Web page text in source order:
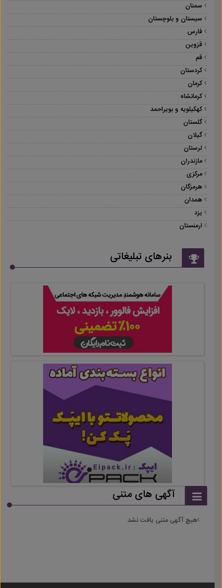
سمنان
سیستان و بلوچستان
فارس
قزوین
قم
کردستان
کرمان
کرمانشاه
کهکیلویه و بویراحمد
گلستان
گیلان
لرستان
مازندران
مرکزی
هرمزگان
همدان
یزد
ارمنستان
بنرهای تبلیغاتی
آگهی های متنی
هیچ آگهی متنی یافت نشد